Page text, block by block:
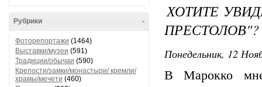
-
Рубрики
Фоторепортажи (1464)
Выставки/музеи (591)
Традиции/обычаи (590)
Крепости/замки/монастыри/ кремли/
храмы/мечети (460)
ХОТИТЕ
ПРЕСТОЛОВ"?
Понедельник, 12
В Марокко